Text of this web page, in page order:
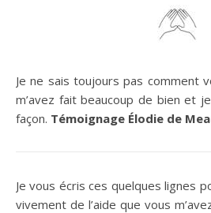
Je ne sais toujours pas comment
m’avez fait beaucoup de bien et
façon. Témoignage Élodie de
Je vous écris ces quelques lignes
vivement de l’aide que vous